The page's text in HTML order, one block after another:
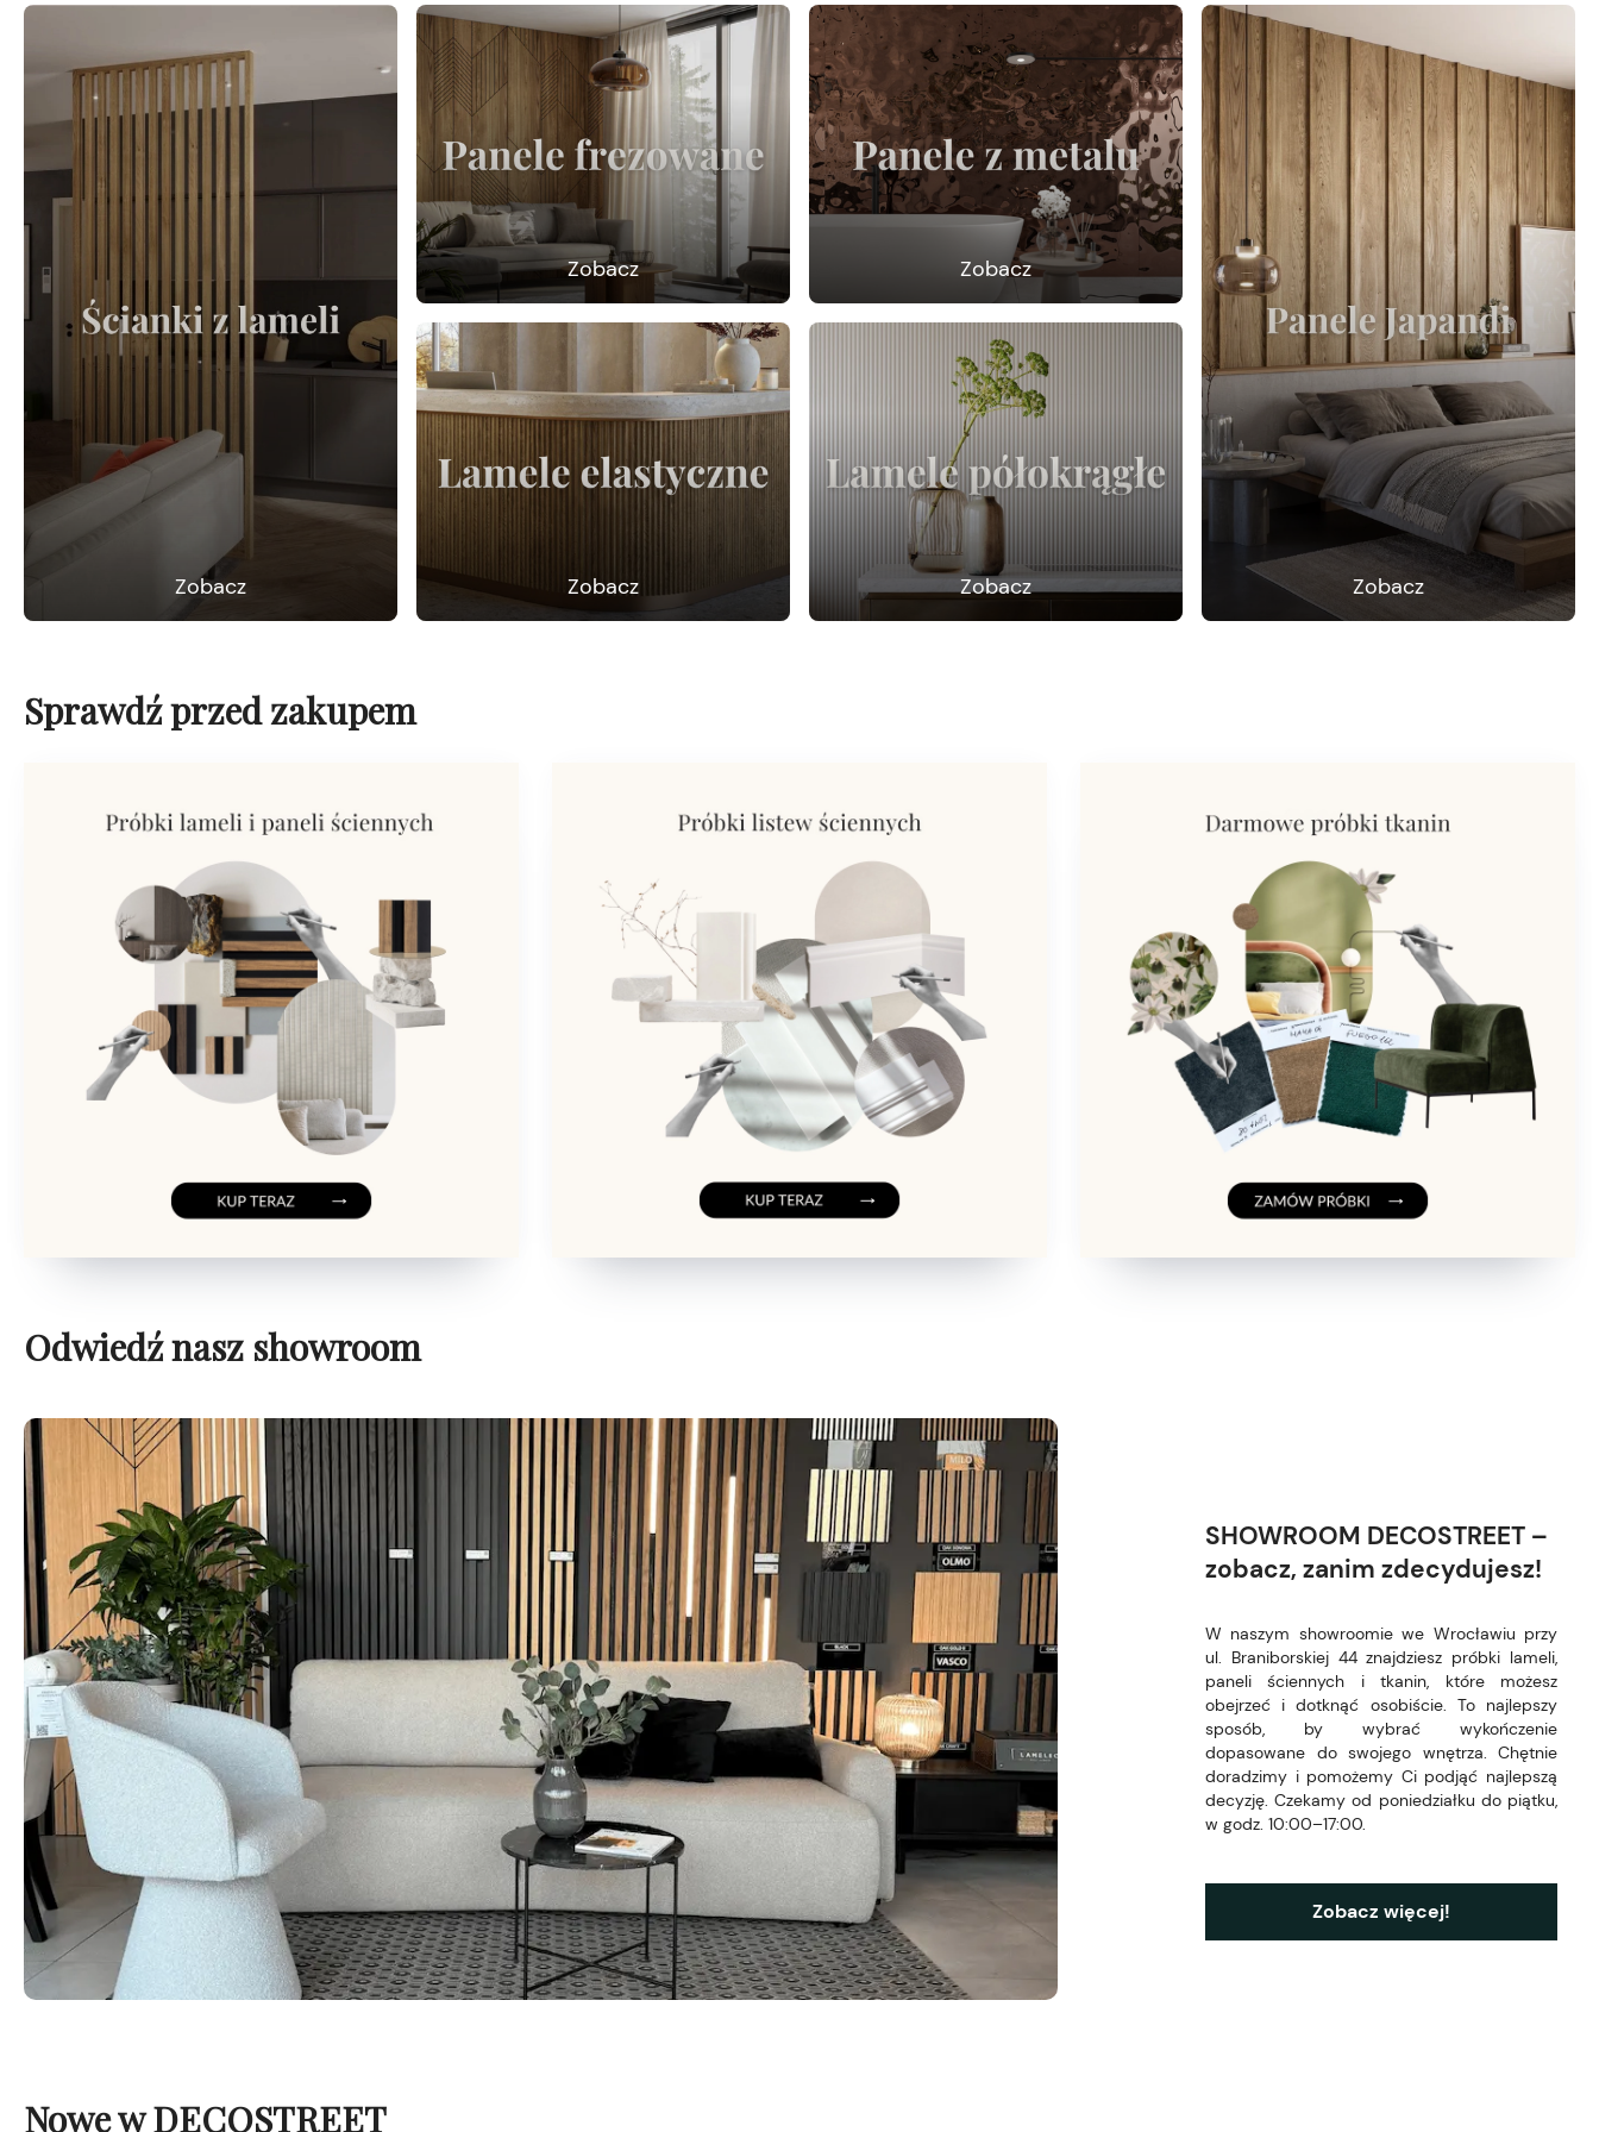
Zobacz
Zobacz Zobacz
Zobacz
Zobacz Zobacz
Sprawdź przed zakupem
Odwiedź nasz showroom
SHOWROOM DECOSTREET –
zobacz, zanim zdecydujesz!
W naszym showroomie we Wrocławiu przy
ul. Braniborskiej 44 znajdziesz próbki lameli,
paneli ściennych i tkanin, które możesz
obejrzeć i dotknąć osobiście. To najlepszy
sposób, by wybrać wykończenie
dopasowane do swojego wnętrza. Chętnie
doradzimy i pomożemy Ci podjąć najlepszą
decyzję. Czekamy od poniedziałku do piątku,
w godz. 10:00–17:00.
Zobacz więcej!
Nowe w DECOSTREET